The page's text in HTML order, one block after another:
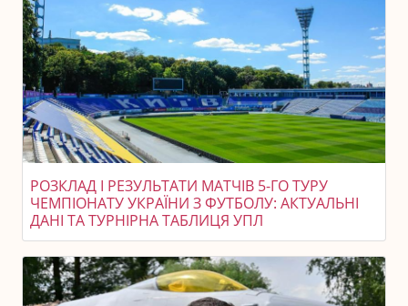
РОЗКЛАД І РЕЗУЛЬТАТИ МАТЧІВ 5-ГО ТУРУ
ЧЕМПІОНАТУ УКРАЇНИ З ФУТБОЛУ: АКТУАЛЬНІ
ДАНІ ТА ТУРНІРНА ТАБЛИЦЯ УПЛ